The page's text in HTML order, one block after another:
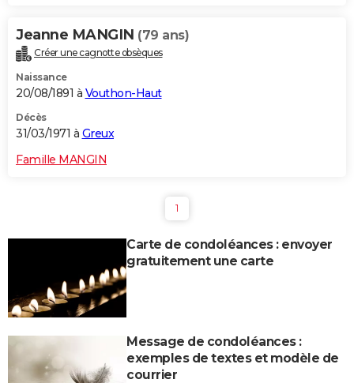
Jeanne MANGIN (79 ans)
Créer une cagnotte obsèques
Naissance
20/08/1891 à Vouthon-Haut
Décès
31/03/1971 à Greux
Famille MANGIN
1
Carte de condoléances : envoyer
gratuitement une carte
Message de condoléances :
exemples de textes et modèle de
courrier